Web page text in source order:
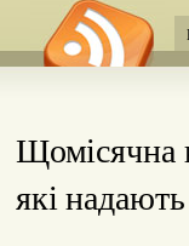
Щомісячна
які